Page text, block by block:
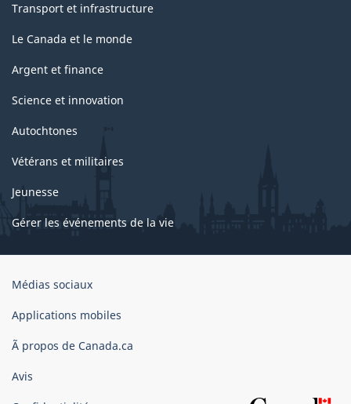
Transport et infrastructure
Le Canada et le monde
Argent et finance
Science et innovation
Autochtones
Vétérans et militaires
Jeunesse
Gérer les événements de la vie
Organisation
gouvernement
Canada
Médias sociaux
Applications mobiles
Ã propos de Canada.ca
Avis